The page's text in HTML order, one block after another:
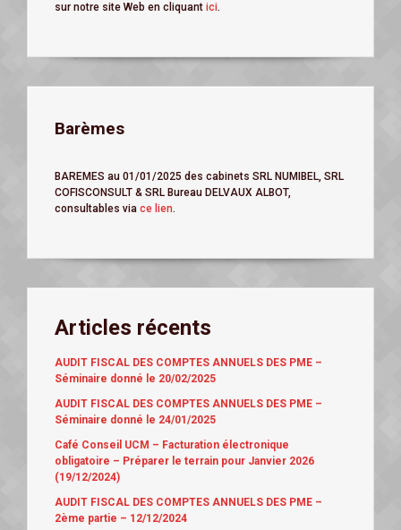
sur notre site Web en cliquant ici.
Barèmes
BAREMES au 01/01/2025 des cabinets SRL NUMIBEL, SRL
COFISCONSULT & SRL Bureau DELVAUX ALBOT,
consultables via ce lien.
Articles récents
AUDIT FISCAL DES COMPTES ANNUELS DES PME –
Séminaire donné le 20/02/2025
AUDIT FISCAL DES COMPTES ANNUELS DES PME –
Séminaire donné le 24/01/2025
Café Conseil UCM – Facturation électronique
obligatoire – Préparer le terrain pour Janvier 2026
(19/12/2024)
AUDIT FISCAL DES COMPTES ANNUELS DES PME –
2ème partie – 12/12/2024